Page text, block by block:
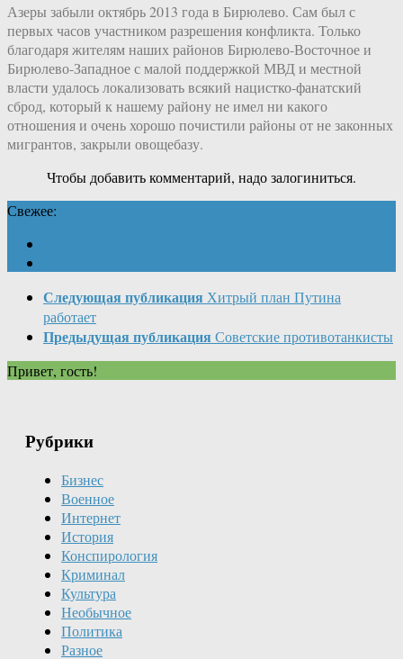
Азеры забыли октябрь 2013 года в Бирюлево. Сам был с
первых часов участником разрешения конфликта. Только
благодаря жителям наших районов Бирюлево-Восточное и
Бирюлево-Западное с малой поддержкой МВД и местной
власти удалось локализовать всякий нацистко-фанатский
сброд, который к нашему району не имел ни какого
отношения и очень хорошо почистили районы от не законных
мигрантов, закрыли овощебазу.
Чтобы добавить комментарий, надо залогиниться.
Свежее:
Следующая публикация Хитрый план Путина
работает
Предыдущая публикация Советские противотанкисты
Привет, гость!
Рубрики
Бизнес
Военное
Интернет
История
Конспирология
Криминал
Культура
Необычное
Политика
Разное